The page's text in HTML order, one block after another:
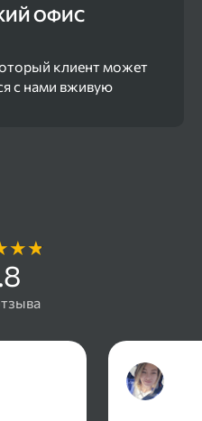
ОФИС
клиент может
с нами вживую